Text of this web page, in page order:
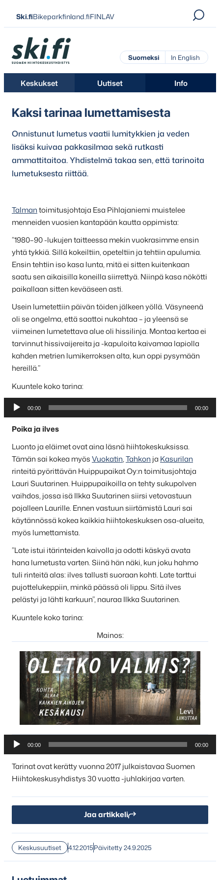
Siirry
suoraan
sisältöön
Ski.fiBikeparkfinland.fiFINLAV
Ski.fi
Suomeksi In English
Keskukset Uutiset Info
Kaksi tarinaa lumettamisesta
Onnistunut lumetus vaatii lumitykkien ja veden
lisäksi kuivaa pakkasilmaa sekä rutkasti
ammattitaitoa. Yhdistelmä takaa sen, että tarinoita
lumetuksesta riittää.
Talmantoimitusjohtaja Esa Pihlajaniemi muistelee
menneiden vuosien kantapään kautta oppimista:
”1980–90 -lukujen taitteessa mekin vuokrasimme ensin
yhtä tykkiä. Sillä kokeiltiin, opeteltiin ja tehtiin apulumia.
Ensin tehtiin iso kasa lunta, mitä ei sitten kuitenkaan
saatu sen aikaisilla koneilla siirrettyä. Niinpä kasa nökötti
paikallaan sitten kevääseen asti.
Usein lumetettiin päivän töiden jälkeen yöllä. Väsyneenä
oli se ongelma, että saattoi nukahtaa – ja yleensä se
viimeinen lumetettava alue oli hissilinja. Montaa kertaa ei
tarvinnut hissivaijereita ja -kapuloita kaivamaa lapiolla
kahden metrien lumikerroksen alta, kun oppi pysymään
hereillä.”
Kuuntele koko tarina:
Äänitoistin
00:00 00:00
Poika ja ilves
Luonto ja eläimet ovat aina läsnä hiihtokeskuksissa.
Tämän sai kokea myösVuokatin,Tahkon ja Kasurilan
rinteitä pyörittävän Huippupaikat Oy:n toimitusjohtaja
Lauri Suutarinen. Huippupaikoilla on tehty sukupolven
vaihdos, jossa isä Ilkka Suutarinen siirsi vetovastuun
pojalleen Laurille. Ennen vastuun siirtämistä Lauri sai
käytännössä kokea kaikkia hiihtokeskuksen osa-alueita,
myös lumettamista.
”Late istui itärinteiden kaivolla ja odotti käskyä avata
hana lumetusta varten. Siinä hän näki, kun joku hahmo
tuli rinteitä alas: ilves tallusti suoraan kohti. Late tarttui
pujottelukeppiin, minkä päässä oli lippu. Sitä ilves
pelästyi ja lähti karkuun”, nauraa Ilkka Suutarinen.
Kuuntele koko tarina:
Mainos:
Äänitoistin
00:00 00:00
Tarinat ovat kerätty vuonna 2017 julkaistavaa Suomen
Hiihtokeskusyhdistys 30 vuotta -juhlakirjaa varten.
Jaa artikkeli
Keskusuutiset 4.12.2015Päivitetty 24.9.2025